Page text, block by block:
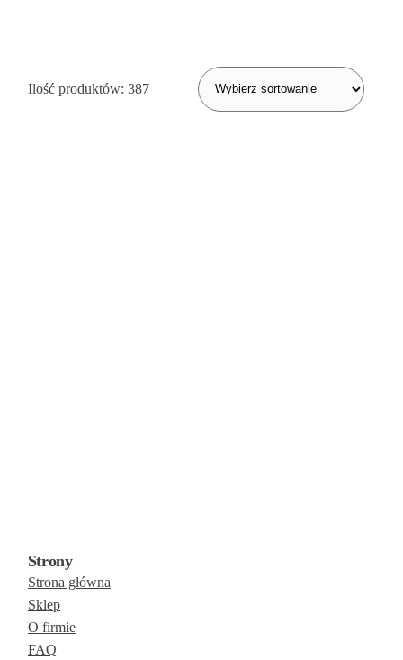
Ilość produktów: 387
Strony
Strona główna
Sklep
O firmie
FAQ